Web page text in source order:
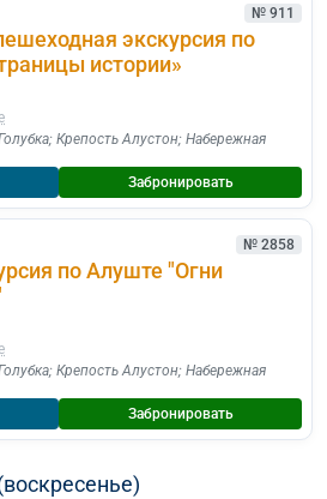
№ 911
экскурсия по
истории»
; Крепость Алустон; Набережная
Забронировать
№ 2858
по Алуште "Огни
; Крепость Алустон; Набережная
Забронировать